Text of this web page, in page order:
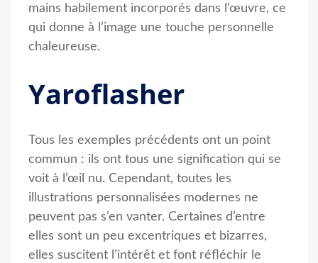
mains habilement incorporés dans l’œuvre, ce
qui donne à l’image une touche personnelle
chaleureuse.
Yaroflasher
Tous les exemples précédents ont un point
commun : ils ont tous une signification qui se
voit à l’œil nu. Cependant, toutes les
illustrations personnalisées modernes ne
peuvent pas s’en vanter. Certaines d’entre
elles sont un peu excentriques et bizarres,
elles suscitent l’intérêt et font réfléchir le